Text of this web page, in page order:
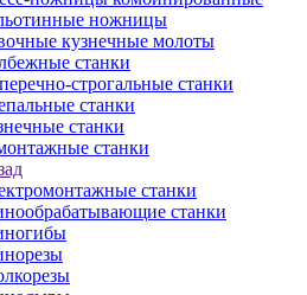
ножницы
кузнечные молоты
станки
строгальные станки
станки
станки
станки
станки
станки